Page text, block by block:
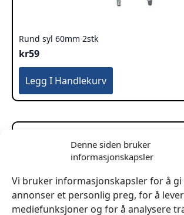
Denne siden bruker
informasjonskapsler
Vi bruker informasjonskapsler for å
annonser et personlig preg, for å
mediefunksjoner og for å analysere
Rund syl 60mm 2stk
kr59
Legg I Handlekurv